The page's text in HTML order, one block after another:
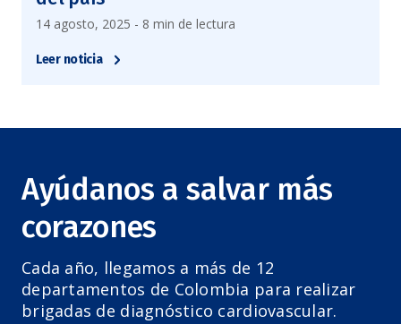
14 agosto, 2025 - 8 min de lectura
Leer noticia
Ayúdanos a salvar más
corazones
Cada año, llegamos a más de 12
departamentos de Colombia para realizar
brigadas de diagnóstico cardiovascular.